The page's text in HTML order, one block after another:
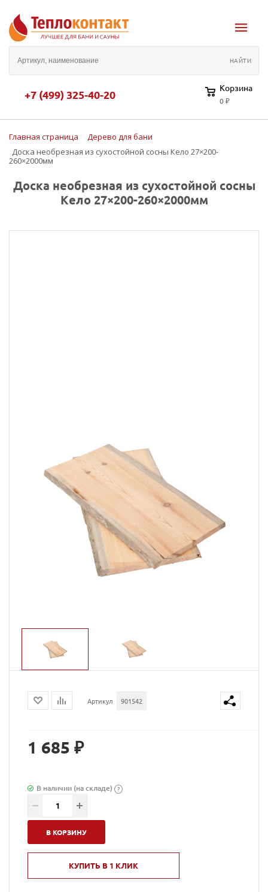
+7 (499) 325-40-20 Корзина
0 ₽
Главная страница
Дерево для бани
Доска необрезная из сухостойной сосны Кело 27×200-
260×2000мм
Доска необрезная из сухостойной сосны
Кело 27×200-260×2000мм
Артикул 901542
1 685 ₽
В наличии (на складе) ?
В КОРЗИНУ
КУПИТЬ В 1 КЛИК